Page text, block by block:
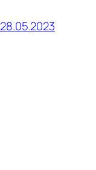
28.05.2023